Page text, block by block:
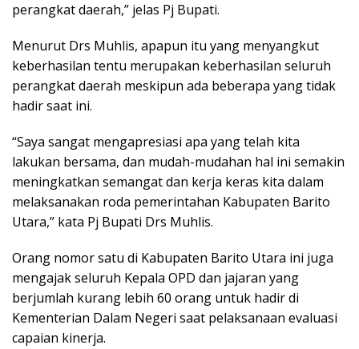
perangkat daerah,” jelas Pj Bupati.
Menurut Drs Muhlis, apapun itu yang menyangkut
keberhasilan tentu merupakan keberhasilan seluruh
perangkat daerah meskipun ada beberapa yang tidak
hadir saat ini.
“Saya sangat mengapresiasi apa yang telah kita
lakukan bersama, dan mudah-mudahan hal ini semakin
meningkatkan semangat dan kerja keras kita dalam
melaksanakan roda pemerintahan Kabupaten Barito
Utara,” kata Pj Bupati Drs Muhlis.
Orang nomor satu di Kabupaten Barito Utara ini juga
mengajak seluruh Kepala OPD dan jajaran yang
berjumlah kurang lebih 60 orang untuk hadir di
Kementerian Dalam Negeri saat pelaksanaan evaluasi
capaian kinerja.